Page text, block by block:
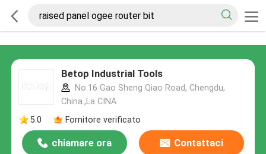
Betop Industrial Tools
No.16 Gao Sheng Qiao Road, Chengdu,
China.,La CINA
5.0
Fornitore verificato
chiamare ora Contattaci